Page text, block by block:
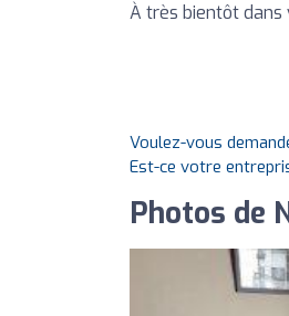
À très bientôt dans
Voulez-vous
Est-ce votre
Photos de